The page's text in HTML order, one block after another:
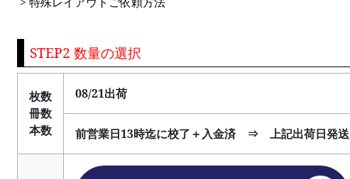
STEP2 数量の選択
枚数
冊数
本数
08/21出荷
前営業日13時迄に校了＋入金済 ⇒ 上記出荷日発送